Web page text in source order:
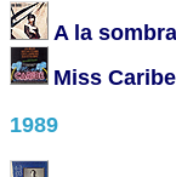
A la
Miss
1989